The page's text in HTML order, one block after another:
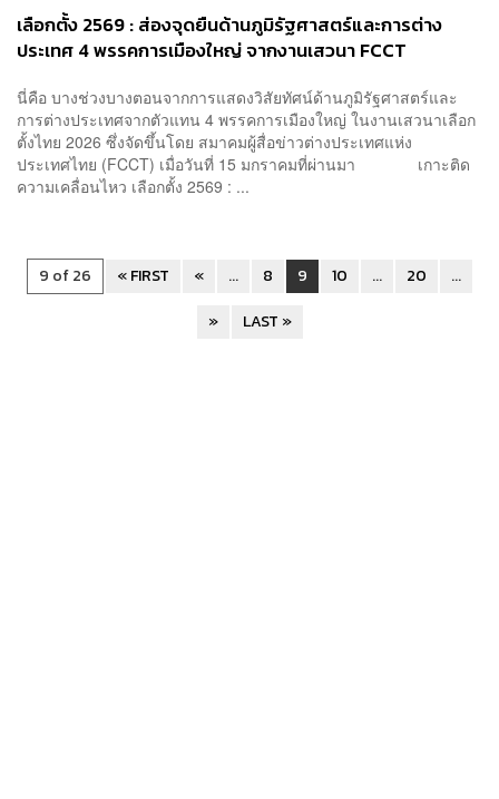
เลือกตั้ง 2569 : ส่องจุดยืนด้านภูมิรัฐศาสตร์และการต่าง
ประเทศ 4 พรรคการเมืองใหญ่ จากงานเสวนา FCCT
นี่คือ บางช่วงบางตอนจากการแสดงวิสัยทัศน์ด้านภูมิรัฐศาสตร์และ
การต่างประเทศจากตัวแทน 4 พรรคการเมืองใหญ่ ในงานเสวนาเลือก
ตั้งไทย 2026 ซึ่งจัดขึ้นโดย สมาคมผู้สื่อข่าวต่างประเทศแห่ง
ประเทศไทย (FCCT) เมื่อวันที่ 15 มกราคมที่ผ่านมา เกาะติด
ความเคลื่อนไหว เลือกตั้ง 2569 : ...
9 of 26 « FIRST « ... 8 9 10 ... 20
...
»
LAST »